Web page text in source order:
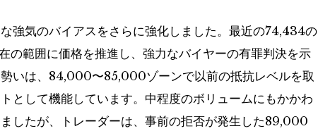
強気のバイアスをさらに強化しました。最近の74,434の
の範囲に価格を推進し、強力なバイヤーの有罪判決を示
いは、84,000〜85,000ゾーンで以前の抵抗レベルを取
として機能しています。中程度のボリュームにもかかわ
したが、トレーダーは、事前の拒否が発生した89,000